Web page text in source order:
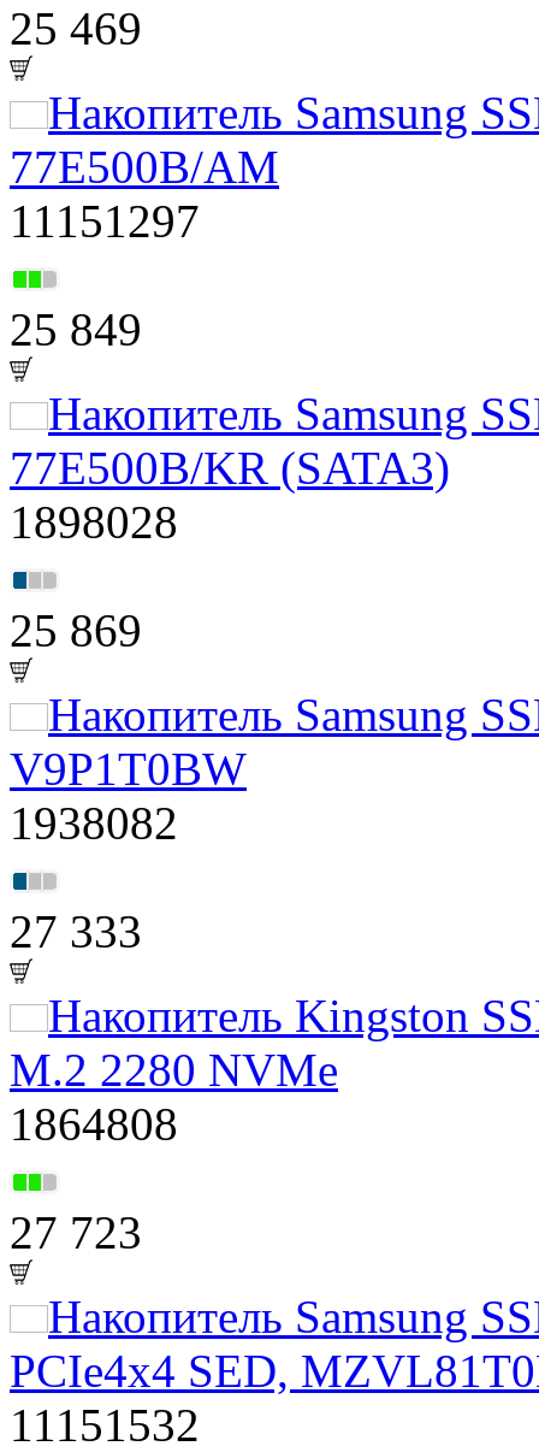
25 469
Накопитель Samsung
77E500B/AM
11151297
25 849
Накопитель Samsung
77E500B/KR (SATA3)
1898028
25 869
Накопитель Samsung
V9P1T0BW
1938082
27 333
Накопитель Kingston
M.2 2280 NVMe
1864808
27 723
Накопитель Samsung
PCIe4x4 SED,
11151532